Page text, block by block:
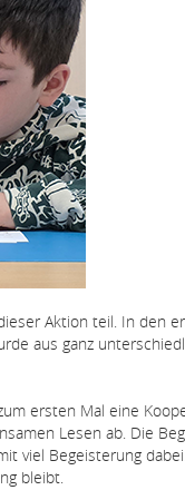
Aktion teil. In
aus ganz
ersten Mal eine
Lesen ab. Die
viel Begeisterung
bleibt.